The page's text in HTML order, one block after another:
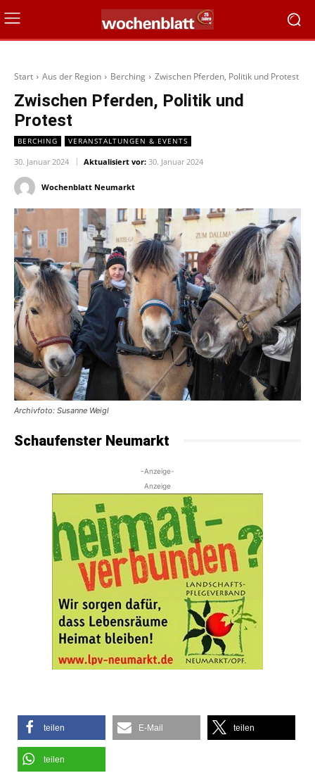
Start Aus der Region Berching Zwischen Pferden, Politik und Protest
Zwischen Pferden, Politik und
Protest
BERCHING VERANSTALTUNGEN & EVENTS
30. Januar 2024 Aktualisiert vor: 30. Januar 2024
Wochenblatt Neumarkt
Archivfoto: Susanne Weigl
Schaufenster Neumarkt
-Anzeige-
Anzeige
teilen E-Mail teilen
teilen